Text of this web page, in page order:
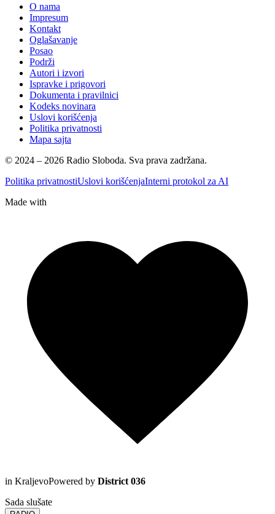
O nama
Impresum
Kontakt
Oglašavanje
Posao
Podrži
Autori i izvori
Ispravke i prigovori
Dokumenta i pravilnici
Kodeks novinara
Uslovi korišćenja
Politika privatnosti
Mapa sajta
© 2024 – 2026 Radio Sloboda. Sva prava zadržana.
Politika privatnostiUslovi korišćenjaInterni protokol za AI
Made with
in KraljevoPowered by District 036
Sada slušate